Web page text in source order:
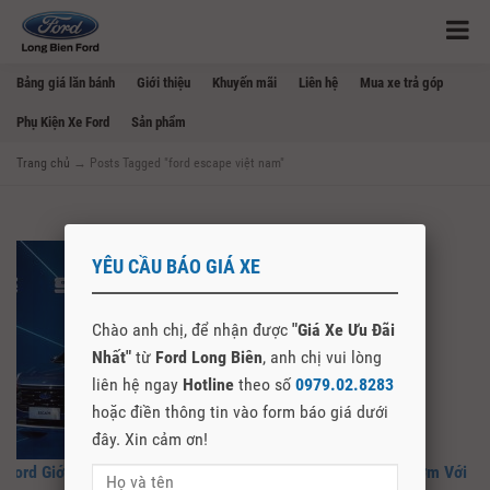
Bảng giá lăn bánh Giới thiệu Khuyến mãi Liên hệ Mua xe trả góp
Phụ Kiện Xe Ford Sản phẩm
Trang chủ → Posts Tagged "ford escape việt nam"
Ford Giới Thiệu Ford Escape 2020, Đại Lý Ford Nhận Cọc Sớm Với
YÊU CẦU BÁO GIÁ XE
Chào anh chị, để nhận được "Giá Xe Ưu Đãi
Nhất" từ Ford Long Biên, anh chị vui lòng
liên hệ ngay Hotline theo số 0979.02.8283
hoặc điền thông tin vào form báo giá dưới
đây. Xin cảm ơn!